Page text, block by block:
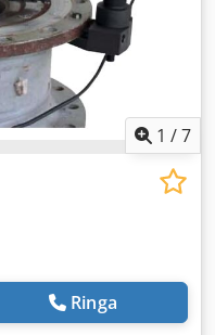
ständigt – kontakta oss
härmed: S I E L E
invändig och
och horisontell
100 ...
1 /7
Ringa